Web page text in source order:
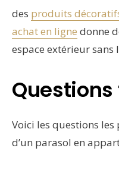
des produits
achat en ligne donne
espace extérieur sans
Voici les questions
d’un parasol en